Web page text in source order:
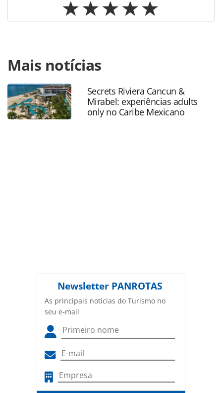
https://www.panrotas.com.br/mercado/economia-e-
politica/2026/03/brasil-e-africa-do-sul-fortalecem-
cooperacao-turistica-com-encontro-em-
brasilia_226599.html ou as ferramentas oferecidas na
página. Todo o conteúdo produzido pela PANROTAS
Editora é protegido pela legislação brasileira sobre direito
Mais notícias
Secrets Riviera Cancun &
Mirabel: experiências adults
only no Caribe Mexicano
Newsletter PANROTAS
As principais notícias do Turismo no
seu e-mail